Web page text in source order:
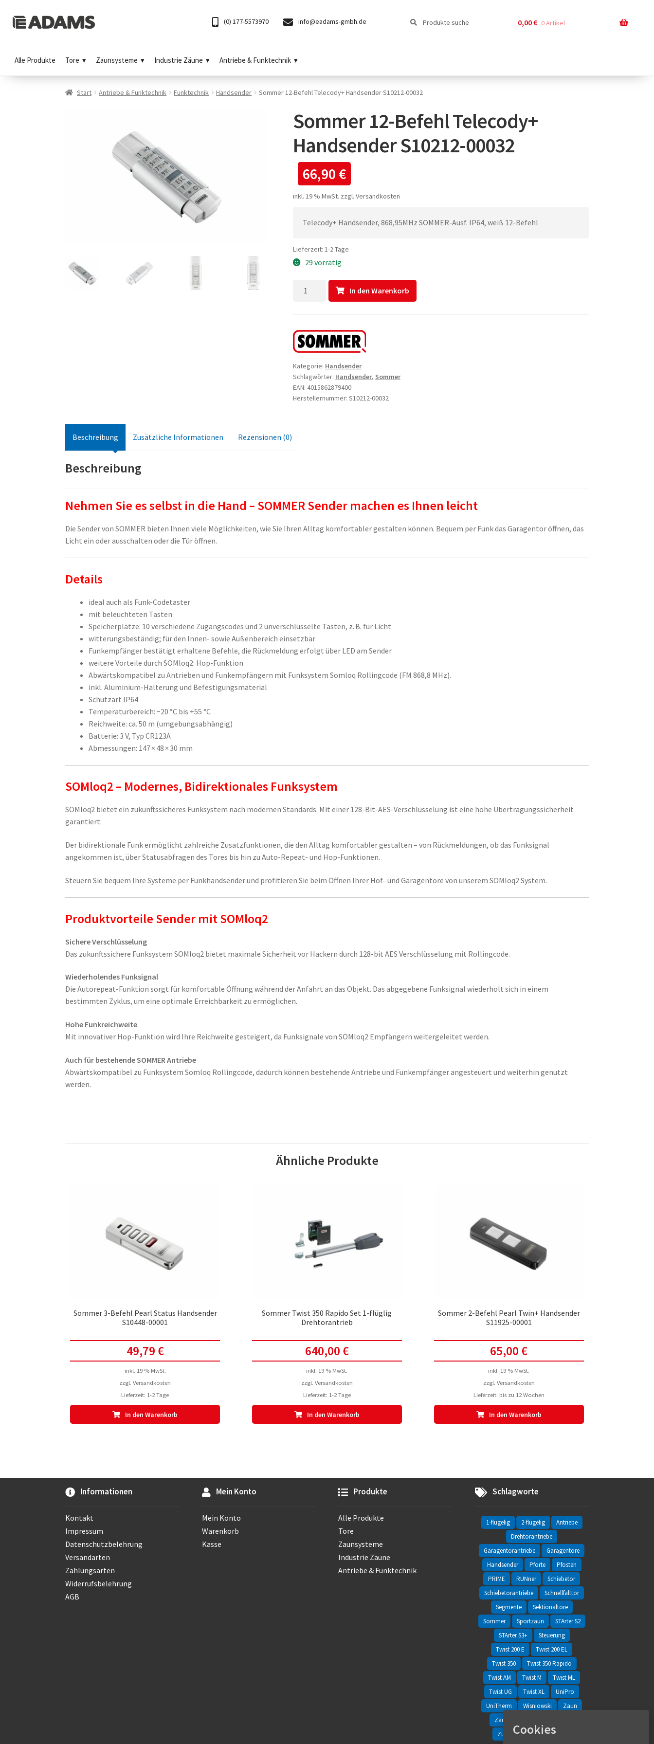
(0) 177-5573970 info@eadams-gmbh.de
nach:
0,00€ 0 Artikel
Alle Produkte Tore Zaunsysteme Industrie Zäune Antriebe & Funktechnik
Start Antriebe & Funktechnik Funktechnik Handsender Sommer 12-Befehl Telecody+ Handsender S10212-00032
Sommer 12-Befehl Telecody+
Handsender S10212-00032
66,90 €
inkl. 19 % MwSt. zzgl. Versandkosten
Telecody+ Handsender, 868,95MHz SOMMER-Ausf. IP64, weiß 12-Befehl
Lieferzeit: 1-2 Tage
29 vorrätig
Handsender
S10212-
Menge
In den Warenkorb
Kategorie: Handsender
Schlagwörter: Handsender, Sommer
EAN: 4015862879400
Herstellernummer: S10212-00032
Beschreibung Zusätzliche Informationen Rezensionen (0)
Beschreibung
Nehmen Sie es selbst in die Hand – SOMMER Sender machen es Ihnen leicht
Die Sender von SOMMER bieten Ihnen viele Möglichkeiten, wie Sie Ihren Alltag komfortabler gestalten können. Bequem per Funk das Garagentor öffnen, das
Licht ein oder ausschalten oder die Tür öffnen.
Details
ideal auch als Funk-Codetaster
mit beleuchteten Tasten
Speicherplätze: 10 verschiedene Zugangscodes und 2 unverschlüsselte Tasten, z. B. für Licht
witterungsbeständig; für den Innen- sowie Außenbereich einsetzbar
Funkempfänger bestätigt erhaltene Befehle, die Rückmeldung erfolgt über LED am Sender
weitere Vorteile durch SOMloq2: Hop-Funktion
Abwärtskompatibel zu Antrieben und Funkempfängern mit Funksystem Somloq Rollingcode (FM 868,8 MHz).
inkl. Aluminium-Halterung und Befestigungsmaterial
Schutzart IP64
Temperaturbereich: −20 °C bis +55 °C
Reichweite: ca. 50 m (umgebungsabhängig)
Batterie: 3 V, Typ CR123A
Abmessungen: 147 × 48 × 30 mm
SOMloq2 – Modernes, Bidirektionales Funksystem
SOMloq2 bietet ein zukunftssicheres Funksystem nach modernen Standards. Mit einer 128-Bit-AES-Verschlüsselung ist eine hohe Übertragungssicherheit
garantiert.
Der bidirektionale Funk ermöglicht zahlreiche Zusatzfunktionen, die den Alltag komfortabler gestalten – von Rückmeldungen, ob das Funksignal
angekommen ist, über Statusabfragen des Tores bis hin zu Auto-Repeat- und Hop-Funktionen.
Steuern Sie bequem Ihre Systeme per Funkhandsender und profitieren Sie beim Öffnen Ihrer Hof- und Garagentore von unserem SOMloq2 System.
Produktvorteile Sender mit SOMloq2
Sichere Verschlüsselung
Das zukunftssichere Funksystem SOMloq2 bietet maximale Sicherheit vor Hackern durch 128-bit AES Verschlüsselung mit Rollingcode.
Wiederholendes Funksignal
Die Autorepeat-Funktion sorgt für komfortable Öffnung während der Anfahrt an das Objekt. Das abgegebene Funksignal wiederholt sich in einem
bestimmten Zyklus, um eine optimale Erreichbarkeit zu ermöglichen.
Hohe Funkreichweite
Mit innovativer Hop-Funktion wird Ihre Reichweite gesteigert, da Funksignale von SOMloq2 Empfängern weitergeleitet werden.
Auch für bestehende SOMMER Antriebe
Abwärtskompatibel zu Funksystem Somloq Rollingcode, dadurch können bestehende Antriebe und Funkempfänger angesteuert und weiterhin genutzt
werden.
Ähnliche Produkte
Sommer 3-Befehl Pearl Status Handsender
S10448-00001
49,79 €
inkl. 19 % MwSt.
zzgl.Versandkosten
Lieferzeit: 1-2 Tage
In den Warenkorb
Sommer Twist 350 Rapido Set 1-flüglig
Drehtorantrieb
640,00 €
inkl. 19 % MwSt.
zzgl. Versandkosten
Lieferzeit: 1-2 Tage
In den Warenkorb
Sommer 2-Befehl Pearl Twin+ Handsender
S11925-00001
65,00 €
inkl. 19 % MwSt.
zzgl. Versandkosten
Lieferzeit: bis zu 12 Wochen
In den Warenkorb
Informationen
Kontakt
Impressum
Datenschutzbelehrung
Versandarten
Zahlungsarten
Widerrufsbelehrung
AGB
Mein Konto
Mein Konto
Warenkorb
Kasse
Produkte
Alle Produkte
Tore
Zaunsysteme
Industrie Zäune
Antriebe & Funktechnik
Schlagworte
1-flügelig 2-flügelig
Antriebe
Drehtorantriebe
Garagentorantriebe
Garagentore
Handsender
Pforte
Pfosten
PRIME
RUNner
Schiebetor
Schiebetorantriebe
Schnellfalttor
Segmente
Sektionaltore
Sommer
Sportzaun
STArter S2
STArter S3+
Steuerung
Twist 200 E
Twist 200 EL
Twist 350
Twist 350 Rapido
Twist AM
Twist M
Twist ML
Twist UG
Twist XL
UniPro
UniTherm
Wisniowski
Zaun
Zaunfelder
Zubehör
Zweiflügeltor
Cookies